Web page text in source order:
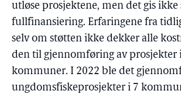
utløse prosjektene, men det gis
fullfinansiering. Erfaringene fra
selv om støtten ikke dekker alle
den til gjennomføring av prosjekter
kommuner. I 2022 ble det
ungdomsfiskeprosjekter i 7